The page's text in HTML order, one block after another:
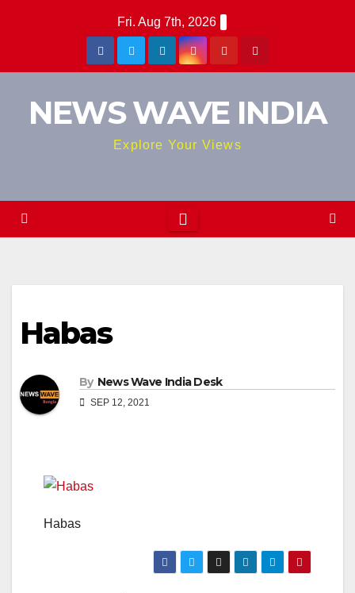
Fri. Aug 7th, 2026
NEWS WAVE INDIA
Explore Your Views
Habas
By News Wave India Desk
SEP 12, 2021
Habas